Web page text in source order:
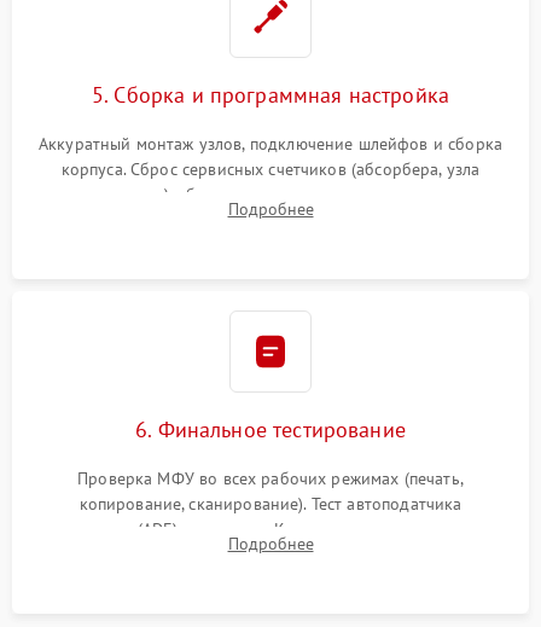
5. Сборка и программная настройка
Аккуратный монтаж узлов, подключение шлейфов и сборка
корпуса. Сброс сервисных счетчиков (абсорбера, узла
закрепления), обновление прошивки и программная
калибровка цветопередачи и позиционирования сканера.
Подробнее
6. Финальное тестирование
Проверка МФУ во всех рабочих режимах (печать,
копирование, сканирование). Тест автоподатчика
документов (ADF) и дуплекса. Контроль качества отпечатка
на отсутствие серого фона, полос и надежность запекания
Подробнее